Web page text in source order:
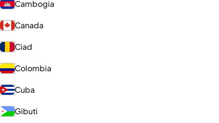
Cambogia
Canada
Ciad
Colombia
Cuba
Gibuti